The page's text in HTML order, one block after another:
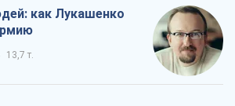
как Лукашенко
13,7 т.